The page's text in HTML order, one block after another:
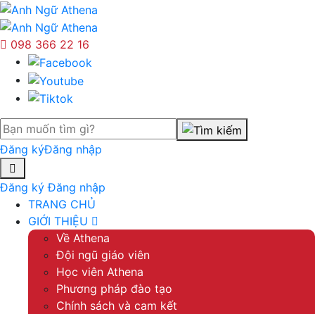
098 366 22 16
Đăng kýĐăng nhập
Đăng ký Đăng nhập
TRANG CHỦ
GIỚI THIỆU
Về Athena
Đội ngũ giáo viên
Học viên Athena
Phương pháp đào tạo
Chính sách và cam kết